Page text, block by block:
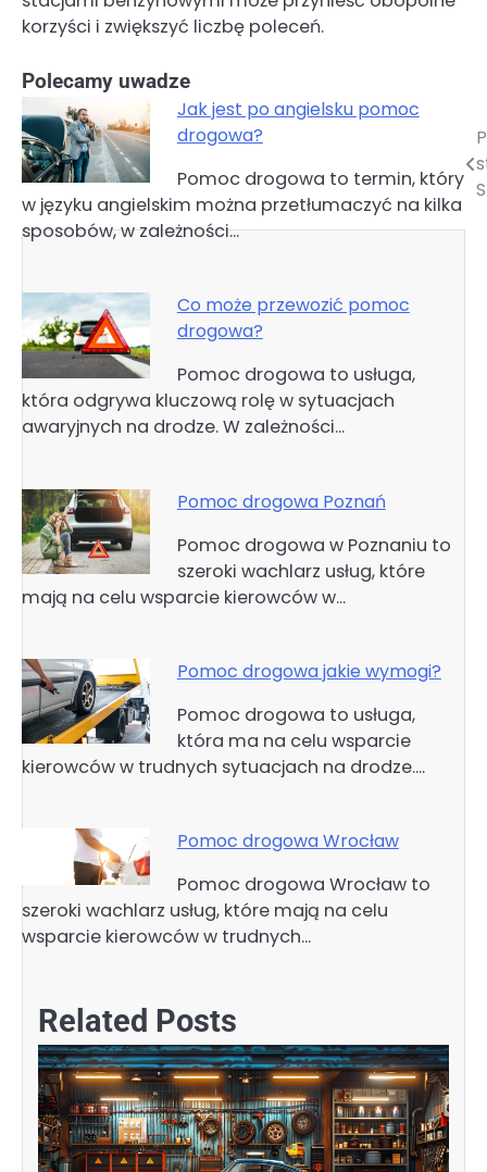
korzyści i zwiększyć liczbę poleceń.
Polecamy uwadze
Jak jest po angielsku pomoc
drogowa?
Pomoc drogowa to termin, który
w języku angielskim można przetłumaczyć na kilka
sposobów, w zależności…
Co może przewozić pomoc
drogowa?
Pomoc drogowa to usługa,
która odgrywa kluczową rolę w sytuacjach
awaryjnych na drodze. W zależności…
Pomoc drogowa Poznań
Pomoc drogowa w Poznaniu to
szeroki wachlarz usług, które
mają na celu wsparcie kierowców w…
Pomoc drogowa jakie wymogi?
Pomoc drogowa to usługa,
która ma na celu wsparcie
kierowców w trudnych sytuacjach na drodze.…
Pomoc drogowa Wrocław
Pomoc drogowa Wrocław to
szeroki wachlarz usług, które mają na celu
wsparcie kierowców w trudnych…
Nawigacja
wpisu
Related Posts